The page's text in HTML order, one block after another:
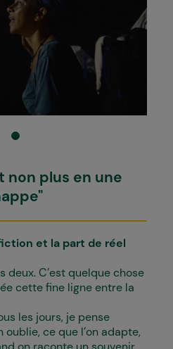
non plus en une
et la part de réel
deux. C’est quelque chose
cette fine ligne entre la
les jours, je pense
oublie, ce que l’on adapte,